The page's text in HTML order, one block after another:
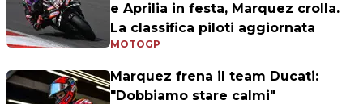
e Aprilia in festa, Marquez crolla.
La classifica piloti aggiornata
MOTOGP
Marquez frena il team Ducati:
"Dobbiamo stare calmi"